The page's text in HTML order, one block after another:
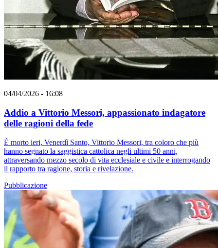
04/04/2026 - 16:08
Addio a Vittorio Messori, appassionato indagatore
delle ragioni della fede
È morto ieri, Venerdì Santo, Vittorio Messori, tra coloro che più
hanno segnato la saggistica cattolica negli ultimi 50 anni,
attraversando mezzo secolo di vita ecclesiale e civile e interrogando
il rapporto tra ragione, storia e rivelazione.
Pubblicazione